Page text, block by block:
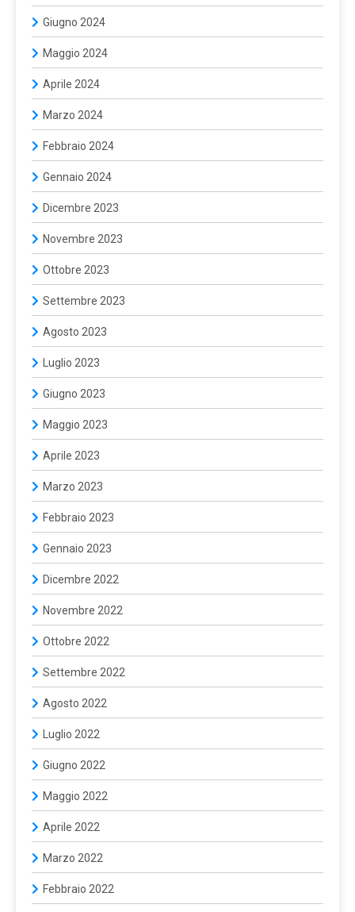
Giugno 2024
Maggio 2024
Aprile 2024
Marzo 2024
Febbraio 2024
Gennaio 2024
Dicembre 2023
Novembre 2023
Ottobre 2023
Settembre 2023
Agosto 2023
Luglio 2023
Giugno 2023
Maggio 2023
Aprile 2023
Marzo 2023
Febbraio 2023
Gennaio 2023
Dicembre 2022
Novembre 2022
Ottobre 2022
Settembre 2022
Agosto 2022
Luglio 2022
Giugno 2022
Maggio 2022
Aprile 2022
Marzo 2022
Febbraio 2022